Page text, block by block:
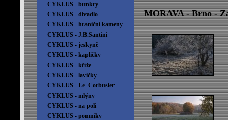
CYKLUS - bunkry
CYKLUS - divadlo
CYKLUS - hraniční kameny
CYKLUS - J.B.Santini
CYKLUS - jeskyně
CYKLUS - kapličky
CYKLUS - kříže
CYKLUS - lavičky
CYKLUS - Le_Corbusier
CYKLUS - mlýny
CYKLUS - na poli
CYKLUS - pomníky
MORAVA - Brno -